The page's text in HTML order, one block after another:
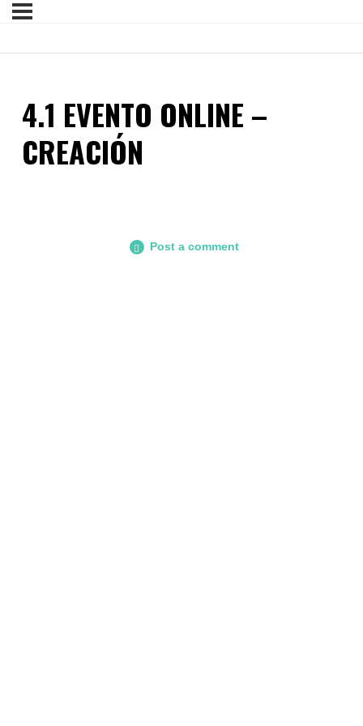
4.1 EVENTO ONLINE –
CREACIÓN
Post a comment